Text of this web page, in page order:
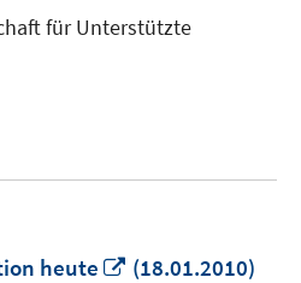
für Unterstützte
heute
In
(18.01.2010)